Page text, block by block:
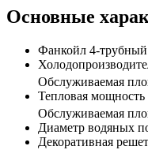
Основные
Фанкойл 4-трубный
Обслуживаемая
Тепловая мощность
Обслуживаемая
Диаметр водяных
Декоративная